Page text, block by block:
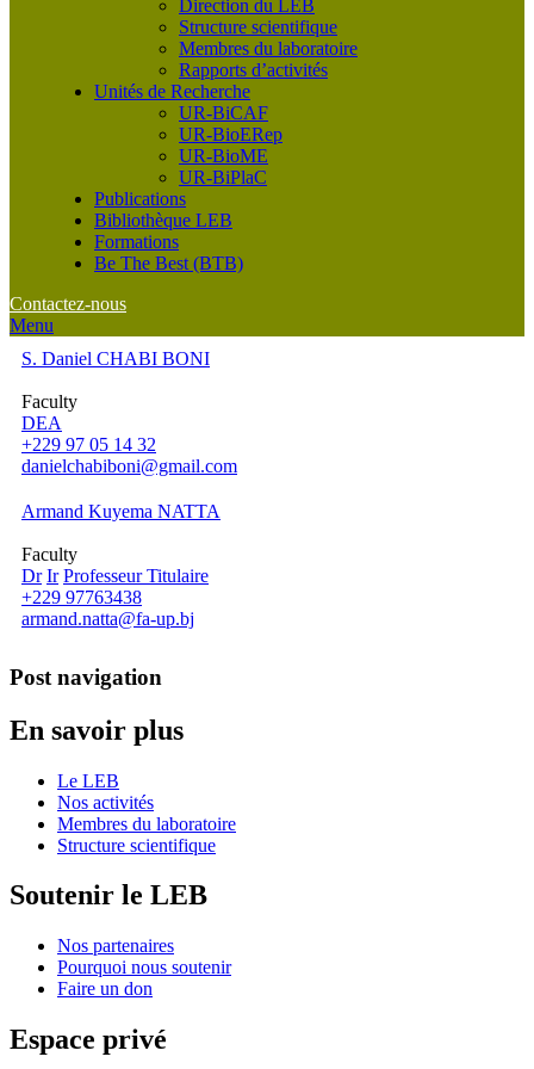
Direction du LEB
Structure scientifique
Membres du laboratoire
Rapports d’activités
Unités de Recherche
UR-BiCAF
UR-BioERep
UR-BioME
UR-BiPlaC
Publications
Bibliothèque LEB
Formations
Be The Best (BTB)
Contactez-nous
Menu
S. Daniel CHABI BONI
Faculty
DEA
+229 97 05 14 32
danielchabiboni@gmail.com
Armand Kuyema NATTA
Faculty
Dr Ir Professeur Titulaire
+229 97763438
armand.natta@fa-up.bj
Post navigation
En savoir plus
Le LEB
Nos activités
Membres du laboratoire
Structure scientifique
Soutenir le LEB
Nos partenaires
Pourquoi nous soutenir
Faire un don
Espace privé